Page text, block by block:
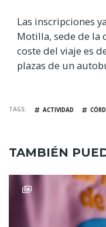
Las inscripciones
Motilla, sede de la
coste del viaje es
plazas de un
TAGS ACTIVIDAD
TAMBIÉN